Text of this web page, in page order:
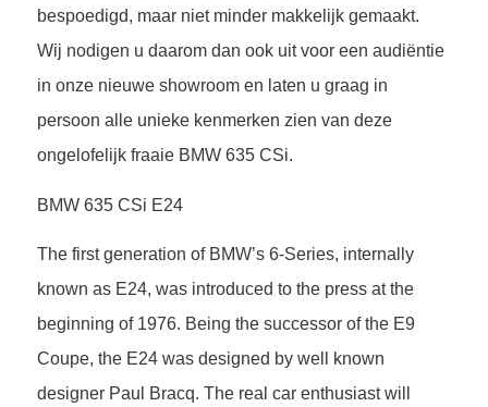
bespoedigd, maar niet minder makkelijk gemaakt.
Wij nodigen u daarom dan ook uit voor een audiëntie
in onze nieuwe showroom en laten u graag in
persoon alle unieke kenmerken zien van deze
ongelofelijk fraaie BMW 635 CSi.
BMW 635 CSi E24
The first generation of BMW’s 6-Series, internally
known as E24, was introduced to the press at the
beginning of 1976. Being the successor of the E9
Coupe, the E24 was designed by well known
designer Paul Bracq. The real car enthusiast will